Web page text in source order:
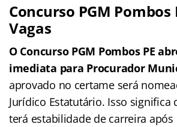
Concurso PGM Pombos
Vagas
O Concurso PGM Pombos PE
imediata para Procurador
aprovado no certame será
Jurídico Estatutário. Isso significa
terá estabilidade de carreira após